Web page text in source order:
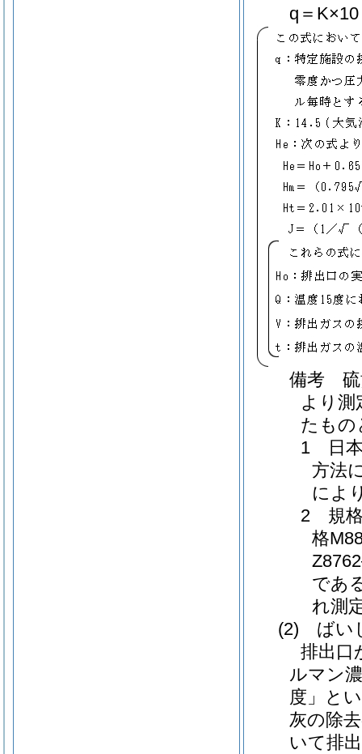
q＝K×10
備考 硫
より測
たもの
1 日本
方法
によ
2 規格
格
であ
れ測
(2) ばい
排出口
ルマン
度」と
灰の除
いて排